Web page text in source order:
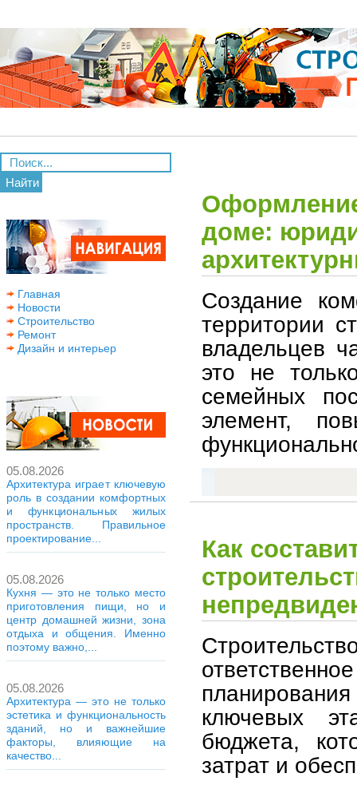
Найти
Главная
Новости
Строительство
Ремонт
Дизайн и интерьер
05.08.2026
Архитектура играет ключевую
роль в создании комфортных
и функциональных жилых
пространств. Правильное
проектирование...
05.08.2026
Кухня — это не только место
приготовления пищи, но и
центр домашней жизни, зона
отдыха и общения. Именно
поэтому важно,...
05.08.2026
Архитектура — это не только
эстетика и функциональность
зданий, но и важнейшие
факторы, влияющие на
качество...
доме:
Создание
территории
владельцев
это не
семейных
элемент,
Как
ключевых
бюджета,
затрат и